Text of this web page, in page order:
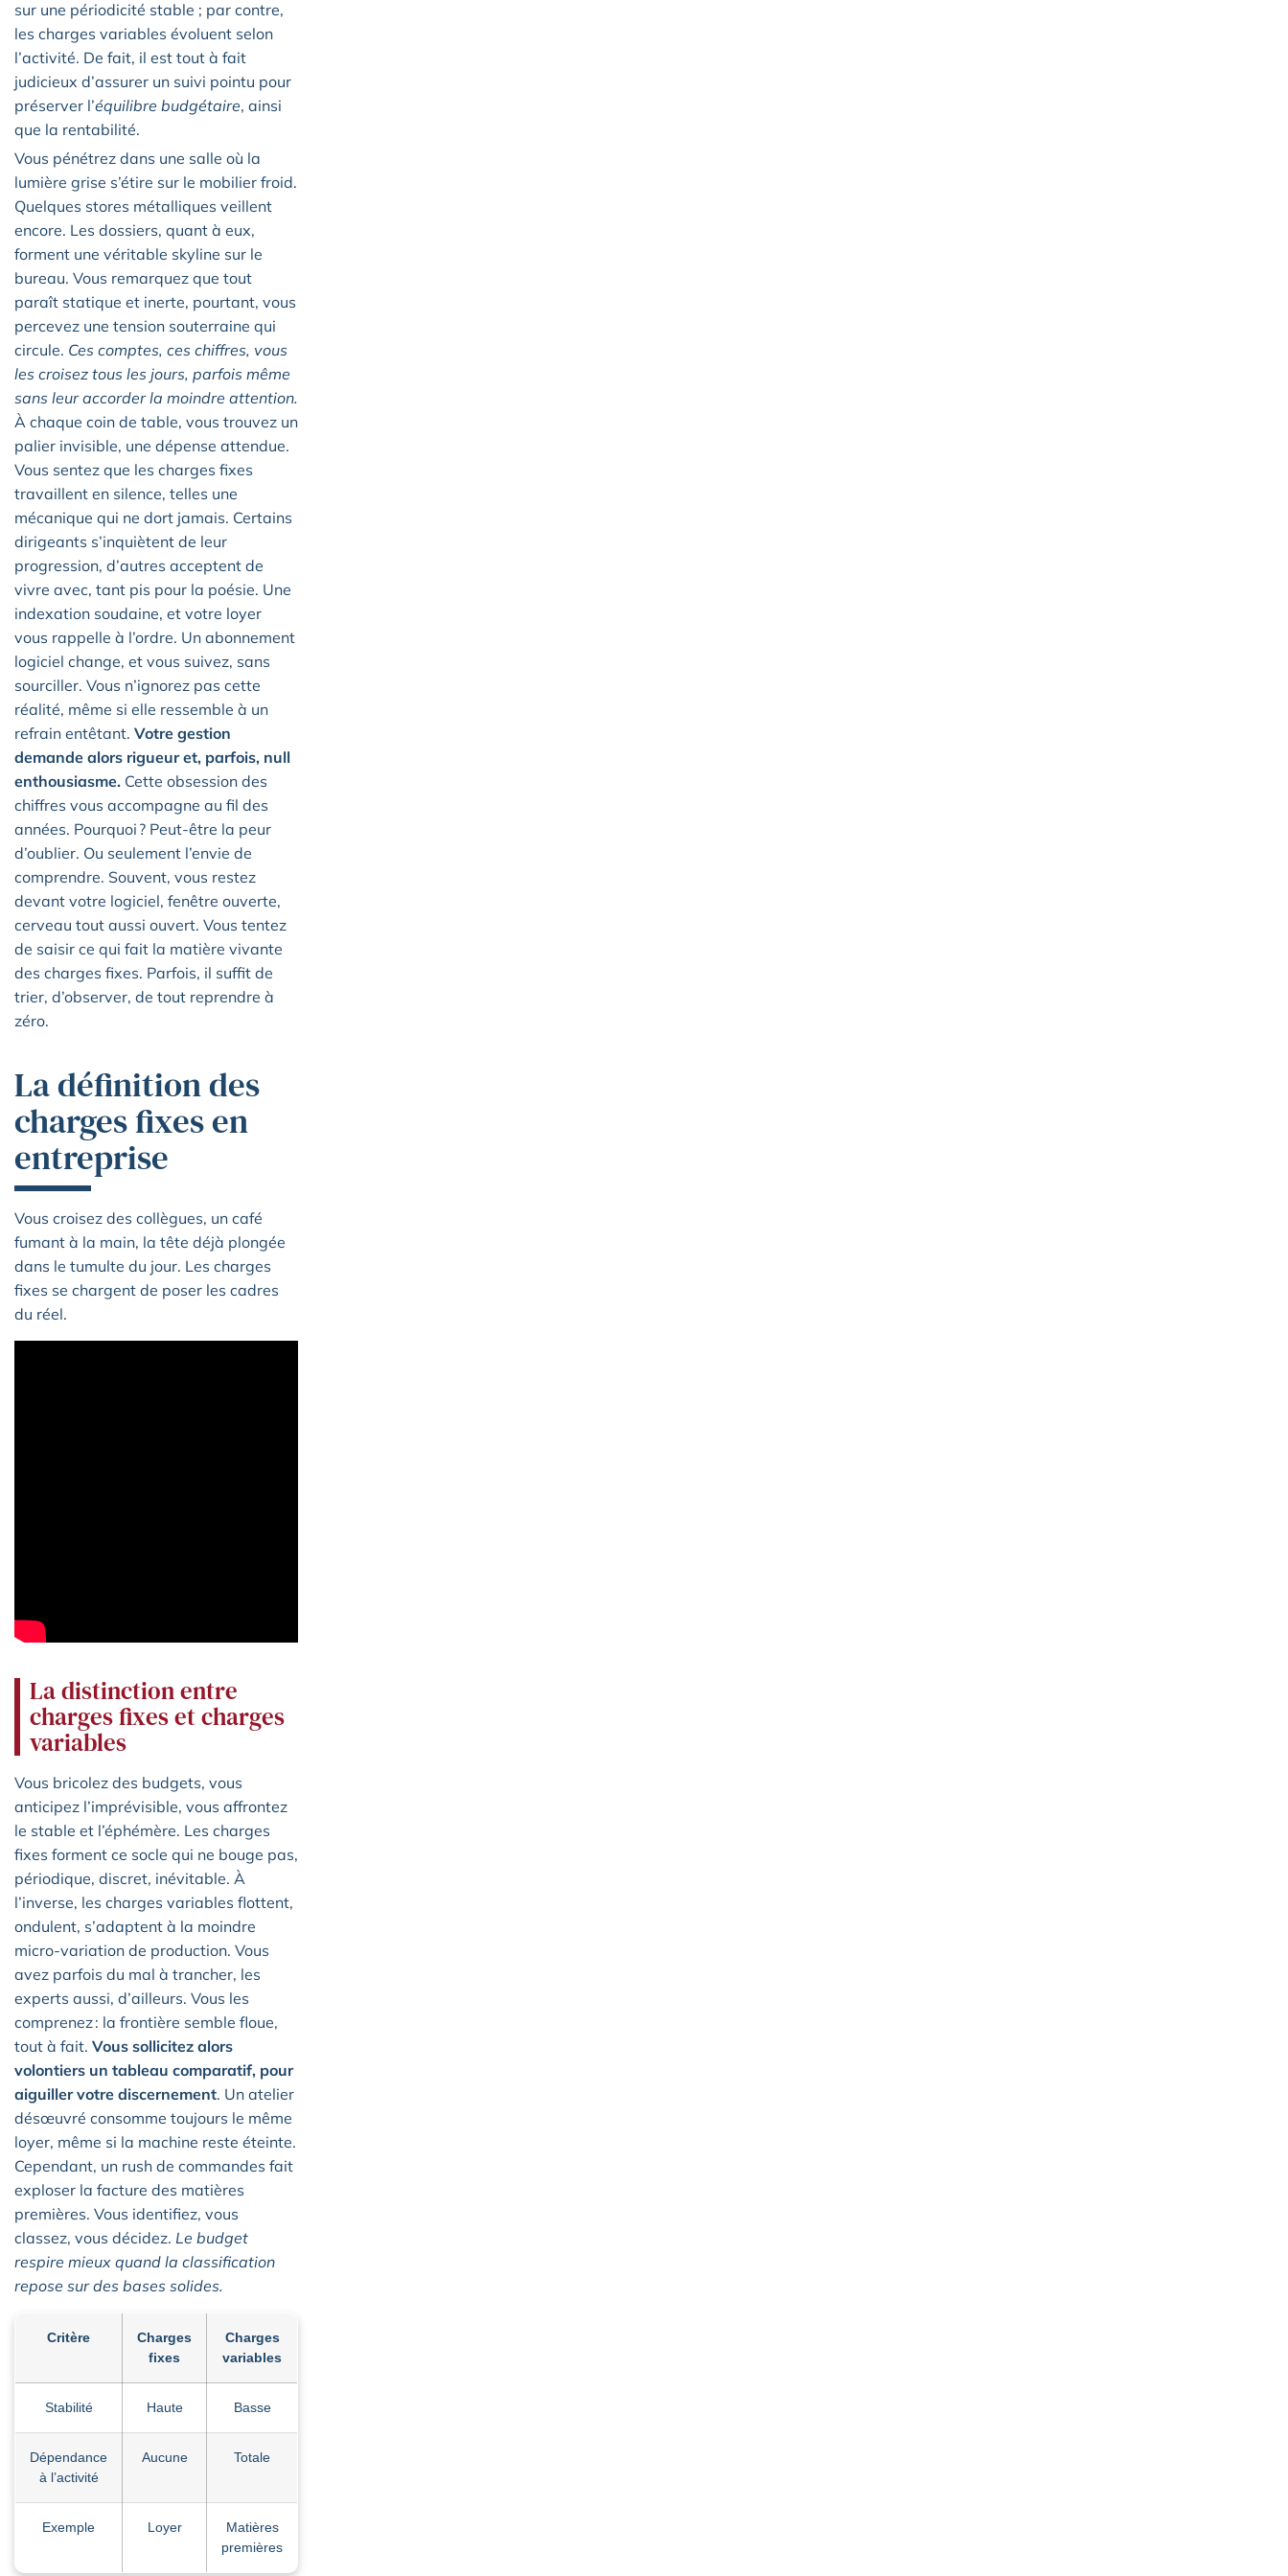
sur une périodicité stable ; par contre,
les charges variables évoluent selon
l’activité. De fait, il est tout à fait
judicieux d’assurer un suivi pointu pour
préserver l’équilibre budgétaire, ainsi
que la rentabilité.
Vous pénétrez dans une salle où la
lumière grise s’étire sur le mobilier froid.
Quelques stores métalliques veillent
encore. Les dossiers, quant à eux,
forment une véritable skyline sur le
bureau. Vous remarquez que tout
paraît statique et inerte, pourtant, vous
percevez une tension souterraine qui
circule. Ces comptes, ces chiffres, vous
les croisez tous les jours, parfois même
sans leur accorder la moindre attention.
À chaque coin de table, vous trouvez un
palier invisible, une dépense attendue.
Vous sentez que les charges fixes
travaillent en silence, telles une
mécanique qui ne dort jamais. Certains
dirigeants s’inquiètent de leur
progression, d’autres acceptent de
vivre avec, tant pis pour la poésie. Une
indexation soudaine, et votre loyer
vous rappelle à l’ordre. Un abonnement
logiciel change, et vous suivez, sans
sourciller. Vous n’ignorez pas cette
réalité, même si elle ressemble à un
refrain entêtant. Votre gestion
demande alors rigueur et, parfois, null
enthousiasme. Cette obsession des
chiffres vous accompagne au fil des
années. Pourquoi ? Peut-être la peur
d’oublier. Ou seulement l’envie de
comprendre. Souvent, vous restez
devant votre logiciel, fenêtre ouverte,
cerveau tout aussi ouvert. Vous tentez
de saisir ce qui fait la matière vivante
des charges fixes. Parfois, il suffit de
trier, d’observer, de tout reprendre à
zéro.
La définition des
charges fixes en
entreprise
Vous croisez des collègues, un café
fumant à la main, la tête déjà plongée
dans le tumulte du jour. Les charges
fixes se chargent de poser les cadres
du réel.
La distinction entre
charges fixes et charges
variables
Vous bricolez des budgets, vous
anticipez l’imprévisible, vous affrontez
le stable et l’éphémère. Les charges
fixes forment ce socle qui ne bouge pas,
périodique, discret, inévitable. À
l’inverse, les charges variables flottent,
ondulent, s’adaptent à la moindre
micro-variation de production. Vous
avez parfois du mal à trancher, les
experts aussi, d’ailleurs. Vous les
comprenez : la frontière semble floue,
tout à fait. Vous sollicitez alors
volontiers un tableau comparatif, pour
aiguiller votre discernement. Un atelier
désœuvré consomme toujours le même
loyer, même si la machine reste éteinte.
Cependant, un rush de commandes fait
exploser la facture des matières
premières. Vous identifiez, vous
classez, vous décidez. Le budget
respire mieux quand la classification
repose sur des bases solides.
Critère
Charges
fixes
Charges
variables
Stabilité Haute Basse
Dépendance
à l’activité
Aucune Totale
Exemple Loyer
Matières
premières